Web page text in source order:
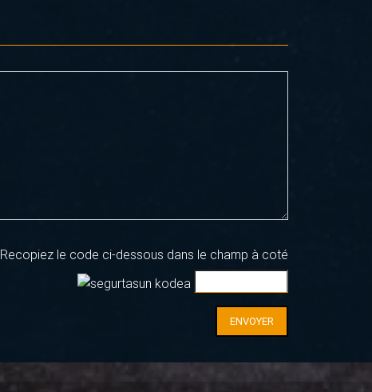
Recopiez le code ci-dessous dans le champ à coté
ENVOYER